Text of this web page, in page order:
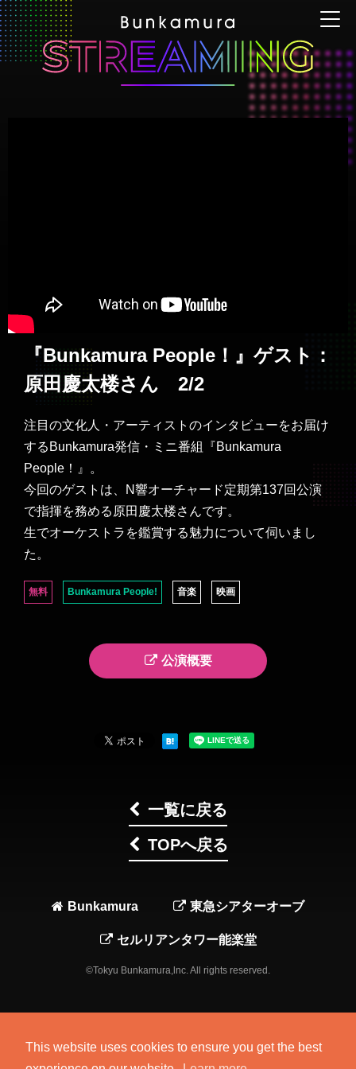
This website uses cookies to ensure you get the best
『Bunkamura People！』ゲスト：
原田慶太楼さん 2/2
注目の文化人・アーティストのインタビューをお届け
するBunkamura発信・ミニ番組『Bunkamura
People！』。
今回のゲストは、N響オーチャード定期第137回公演
で指揮を務める原田慶太楼さんです。
生でオーケストラを鑑賞する魅力について伺いまし
た。
無料 Bunkamura People! 音楽 映画
公演概要
一覧に戻る
TOPへ戻る
Bunkamura 東急シアターオーブ
セルリアンタワー能楽堂
©Tokyu Bunkamura,lnc. All rights reserved.